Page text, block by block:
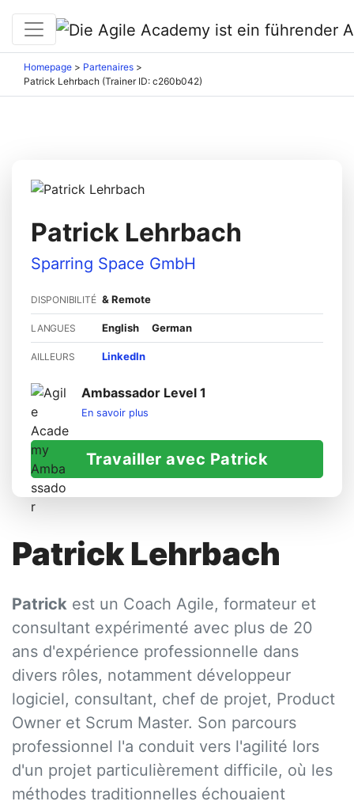
Homepage > Partenaires >
Patrick Lehrbach (Trainer ID: c260b042)
Patrick Lehrbach
Sparring Space GmbH
DISPONIBILITÉ & Remote
LANGUES English German
AILLEURS LinkedIn
Ambassador Level 1
En savoir plus
Travailler avec Patrick
Patrick Lehrbach
Patrick est un Coach Agile, formateur et
consultant expérimenté avec plus de 20
ans d'expérience professionnelle dans
divers rôles, notamment développeur
logiciel, consultant, chef de projet, Product
Owner et Scrum Master. Son parcours
professionnel l'a conduit vers l'agilité lors
d'un projet particulièrement difficile, où les
méthodes traditionnelles échouaient